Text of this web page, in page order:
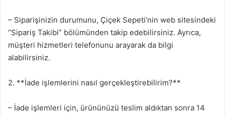
– Siparişinizin durumunu, Çiçek Sepeti’nin web sitesindeki
“Sipariş Takibi” bölümünden takip edebilirsiniz. Ayrıca,
müşteri hizmetleri telefonunu arayarak da bilgi
alabilirsiniz.
2. **İade işlemlerini nasıl gerçekleştirebilirim?**
– İade işlemleri için, ürününüzü teslim aldıktan sonra 14